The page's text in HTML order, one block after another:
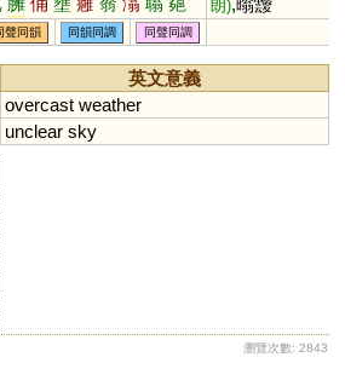
踊 塕 埇
朗),暡靉
聲同韻 同韻同調 同聲同調
英文意義
overcast weather
unclear sky
瀏覽次數: 2843